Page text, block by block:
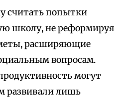
считать попытки
школу, не реформируя
расширяющие
вопросам.
могут
развивали лишь